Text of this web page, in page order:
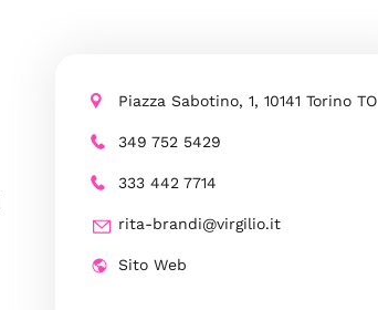
Piazza Sabotino, 1, 10141 Torino TO
349 752 5429
333 442 7714
rita-brandi@virgilio.it
Sito Web